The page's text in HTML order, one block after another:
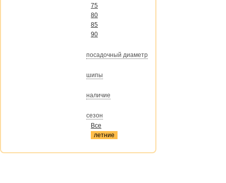
75
80
85
90
посадочный диаметр
шипы
наличие
сезон
Все
летние